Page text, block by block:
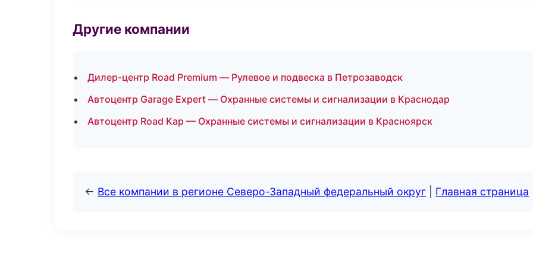
Другие компании
Дилер-центр Road Premium — Рулевое и подвеска в Петрозаводск
Автоцентр Garage Expert — Охранные системы и сигнализации в Краснодар
Автоцентр Road Кар — Охранные системы и сигнализации в Красноярск
← Все компании в регионе Северо-Западный федеральный округ Главная страница